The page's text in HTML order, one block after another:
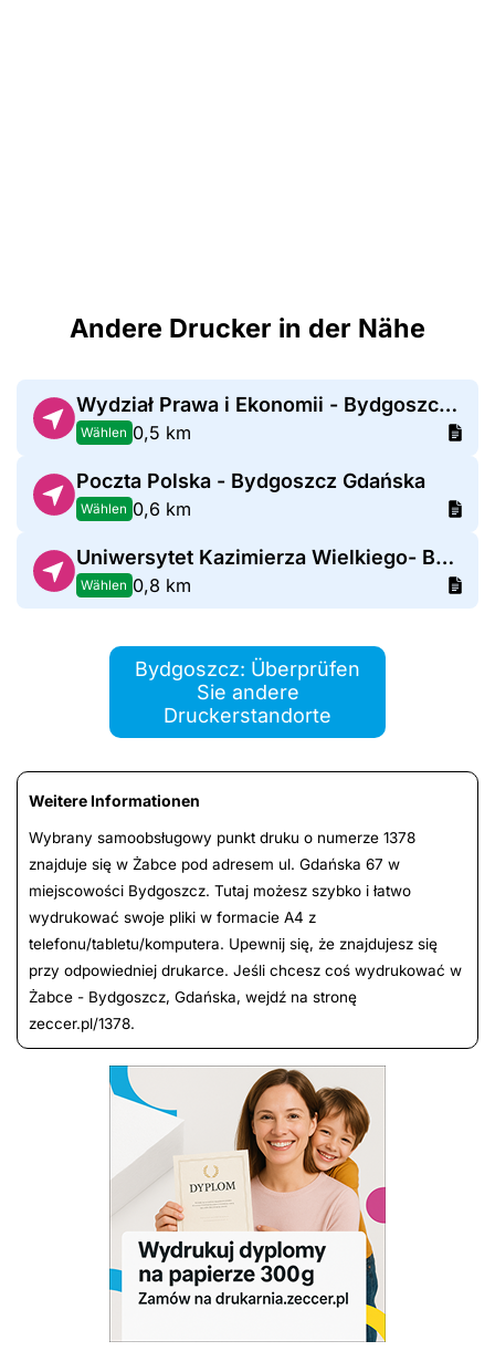
Andere Drucker in der Nähe
Wydział Prawa i Ekonomii - Bydgoszcz Plac Weyssenhoffa 11
Wählen 0,5 km
Poczta Polska - Bydgoszcz Gdańska
Wählen 0,6 km
Uniwersytet Kazimierza Wielkiego- Bydgoszcz Chodkiewicza Blok A1
Wählen 0,8 km
Bydgoszcz: Überprüfen
Sie andere
Druckerstandorte
Weitere Informationen
Wybrany samoobsługowy punkt druku o numerze 1378
znajduje się w Żabce pod adresem ul. Gdańska 67 w
miejscowości Bydgoszcz. Tutaj możesz szybko i łatwo
wydrukować swoje pliki w formacie A4 z
telefonu/tabletu/komputera. Upewnij się, że znajdujesz się
przy odpowiedniej drukarce. Jeśli chcesz coś wydrukować w
Żabce - Bydgoszcz, Gdańska, wejdź na stronę
zeccer.pl/1378.